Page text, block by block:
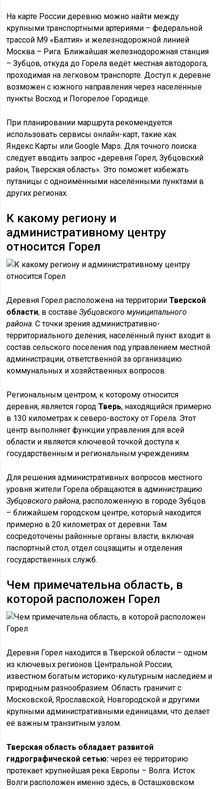
На карте России деревню можно найти между
крупными транспортными артериями – федеральной
трассой М9 «Балтия» и железнодорожной линией
Москва – Рига. Ближайшая железнодорожная станция
– Зубцов, откуда до Горела ведёт местная автодорога,
проходимая на легковом транспорте. Доступ к деревне
возможен с южного направления через населённые
пункты Восход и Погорелое Городище.
При планировании маршрута рекомендуется
использовать сервисы онлайн-карт, такие как
Яндекс.Карты или Google Maps. Для точного поиска
следует вводить запрос «деревня Горел, Зубцовский
район, Тверская область». Это поможет избежать
путаницы с одноимёнными населёнными пунктами в
других регионах.
К какому региону и
административному центру
относится Горел
Деревня Горел расположена на территорииТверской
области, в составеЗубцовского муниципального
района. С точки зрения административно-
территориального деления, населённый пункт входит в
состав сельского поселения под управлением местной
администрации, ответственной за организацию
коммунальных и хозяйственных вопросов.
Региональным центром, к которому относится
деревня, является городТверь, находящийся примерно
в 130 километрах к северо-востоку от Горела. Этот
центр выполняет функции управления для всей
области и является ключевой точкой доступа к
государственным и региональным учреждениям.
Для решения административных вопросов местного
уровня жители Горела обращаются вадминистрацию
Зубцовского района, расположенную в городе Зубцов
– ближайшем городском центре, который находится
примерно в 20 километрах от деревни. Там
сосредоточены районные органы власти, включая
паспортный стол, отдел соцзащиты и отделения
государственных служб.
Чем примечательна область, в
которой расположен Горел
Деревня Горел находится в Тверской области – одном
из ключевых регионов Центральной России,
известном богатым историко-культурным наследием и
природным разнообразием. Область граничит с
Московской, Ярославской, Новгородской и другими
крупными административными единицами, что делает
её важным транзитным узлом.
Тверская область обладает развитой
гидрографической сетью: через её территорию
протекает крупнейшая река Европы – Волга. Исток
Волги расположен именно здесь, в Осташковском